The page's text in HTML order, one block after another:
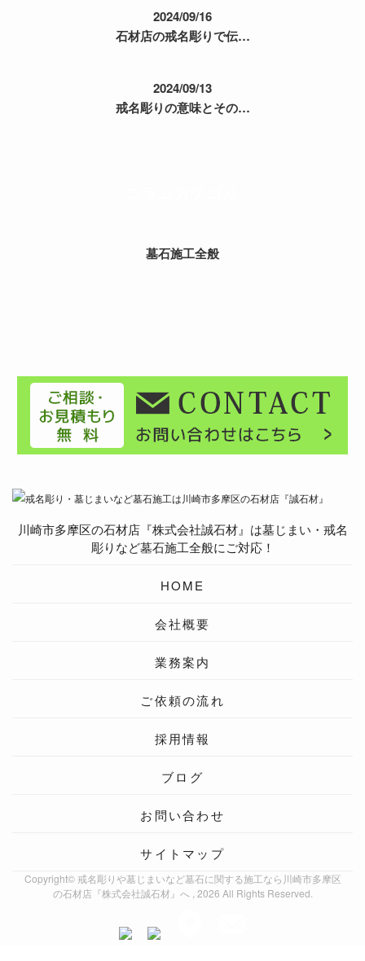
2024/09/16
石材店の戒名彫りで伝…
2024/09/13
戒名彫りの意味とその…
墓石施工全般
川崎市多摩区の石材店『株式会社誠石材』は墓じまい・戒名
彫りなど墓石施工全般にご対応！
HOME
会社概要
業務案内
ご依頼の流れ
採用情報
ブログ
お問い合わせ
サイトマップ
Copyright© 戒名彫りや墓じまいなど墓石に関する施工なら川崎市多摩区
の石材店『株式会社誠石材』へ , 2026 All Rights Reserved.